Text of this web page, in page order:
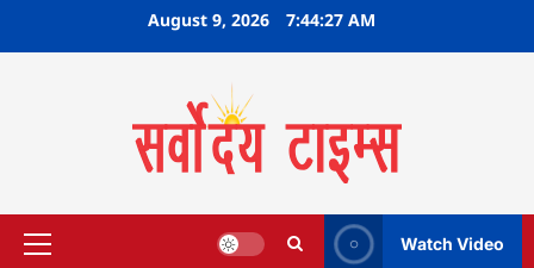
August 9, 2026 7:44:28 AM
Primary
Watch Video